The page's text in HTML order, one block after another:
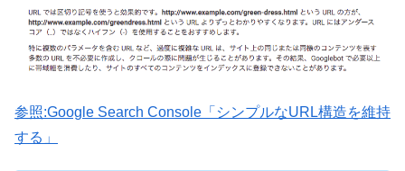
参照:Google Search Console「シンプルなURL構造を維持
する」